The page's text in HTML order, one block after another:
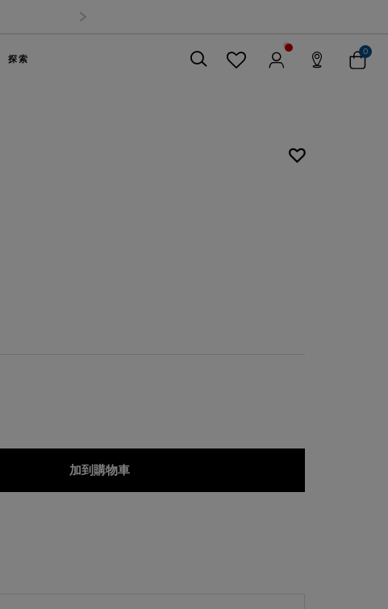
探索
0
加到購物車